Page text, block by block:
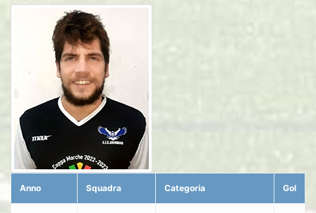
Anno Squadra Categoria Gol